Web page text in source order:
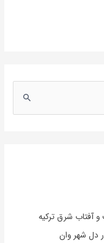
آفتاب شرق ترکیه